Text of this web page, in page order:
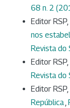
68 n. 2
Editor RSP,
nos
Revista do
Editor RSP,
Revista do
Editor RSP,
República,